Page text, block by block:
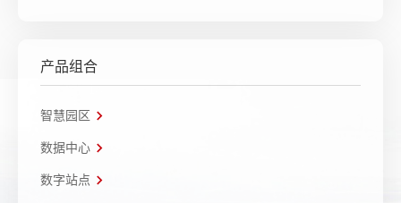
产品组合
智慧园区
数据中心
数字站点